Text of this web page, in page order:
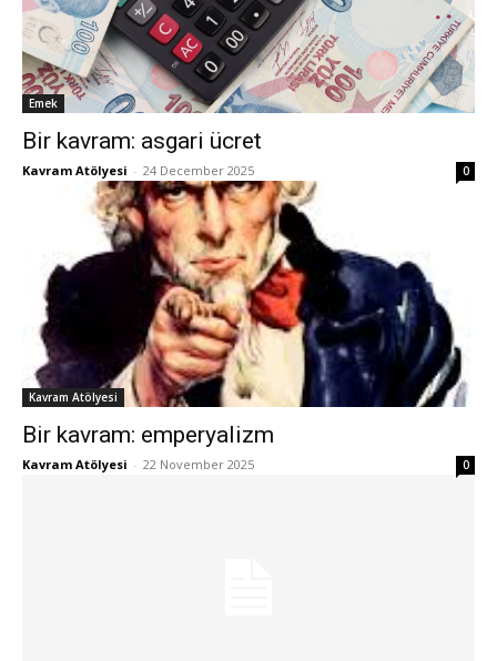
Emek
Bir kavram: asgari ücret
Kavram Atölyesi - 24 December 2025 0
Kavram Atölyesi
Bir kavram: emperyalizm
Kavram Atölyesi - 22 November 2025 0